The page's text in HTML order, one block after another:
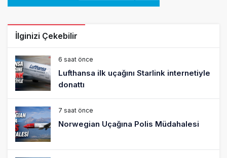
İlginizi Çekebilir
6 saat önce
Lufthansa ilk uçağını Starlink internetiyle
donattı
7 saat önce
Norwegian Uçağına Polis Müdahalesi